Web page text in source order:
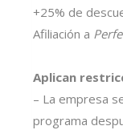
+25% de
Afiliación a
Aplican
– La empresa
programa